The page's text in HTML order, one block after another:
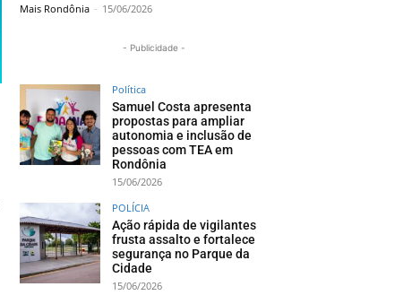
Mais Rondônia - 15/06/2026
- Publicidade -
Política
Samuel Costa apresenta
propostas para ampliar
autonomia e inclusão de
pessoas com TEA em
Rondônia
15/06/2026
POLÍCIA
Ação rápida de vigilantes
frusta assalto e fortalece
segurança no Parque da
Cidade
15/06/2026